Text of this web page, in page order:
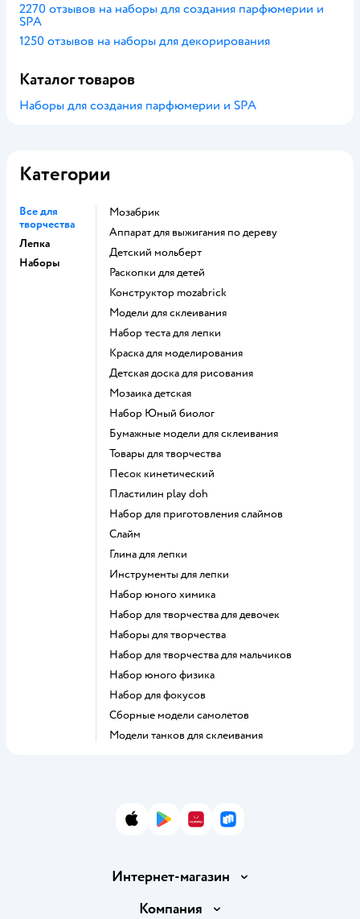
2270 отзывов на наборы для создания парфюмерии и
SPA
1250 отзывов на наборы для декорирования
Каталог товаров
Наборы для создания парфюмерии и SPA
Категории
Все для
творчества
Лепка
Наборы
Мозабрик
Аппарат для выжигания по дереву
Детский мольберт
Раскопки для детей
Конструктор mozabrick
Модели для склеивания
Набор теста для лепки
Краска для моделирования
Детская доска для рисования
Мозаика детская
набор Юный биолог
Бумажные модели для склеивания
Товары для творчества
Песок кинетический
Пластилин play doh
Набор для приготовления слаймов
Слайм
Глина для лепки
Инструменты для лепки
Набор юного химика
Набор для творчества для девочек
Наборы для творчества
Набор для творчества для мальчиков
Набор юного физика
Набор для фокусов
Сборные модели самолетов
Модели танков для склеивания
App StoreGoogle Play
AppGallery
RuStore
Интернет-магазин
Доставка и оплата
Компания